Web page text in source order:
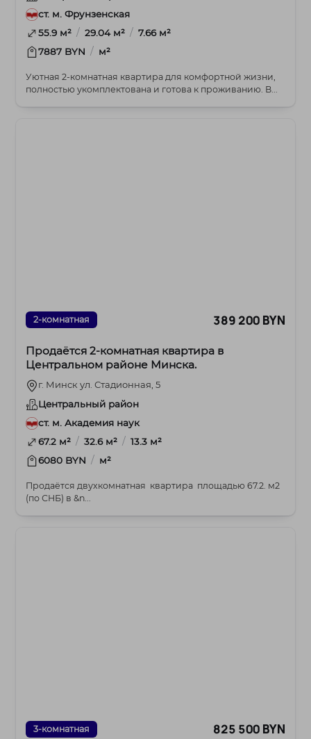
ст. м. Фрунзенская
55.9 м² / 29.04 м² / 7.66 м²
7887 BYN / м²
Уютная 2-комнатная квартира для комфортной жизни,
полностью укомплектована и готова к проживанию. В...
2-комнатная 389 200 BYN
Продаётся 2‑комнатная квартира в
Центральном районе Минска.
г. Минск ул. Стадионная, 5
Центральный район
ст. м. Академия наук
67.2 м² / 32.6 м² / 13.3 м²
6080 BYN / м²
Продаётся двухкомнатная квартира площадью 67.2. м2
(по СНБ) в &n...
3-комнатная 825 500 BYN